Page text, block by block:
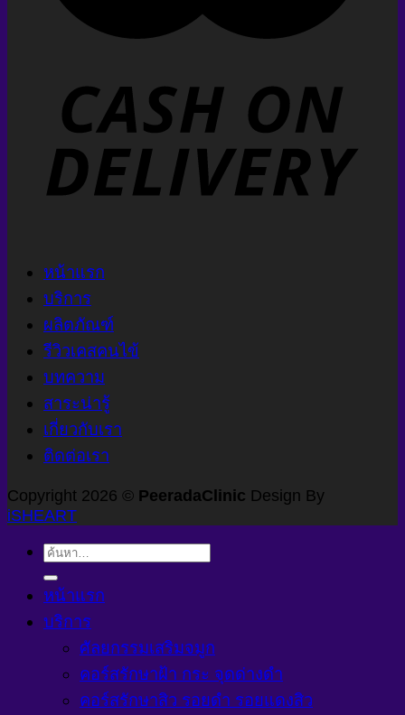
หน้าแรก
บริการ
ผลิตภัณฑ์
รีวิวเคสคนไข้
บทความ
สาระน่ารู้
เกี่ยวกับเรา
ติดต่อเรา
Copyright 2026 © PeeradaClinic Design By
iSHEART
ค้นหา:
หน้าแรก
บริการ
ศัลยกรรมเสริมจมูก
คอร์สรักษาฝ้า กระ จุดด่างดำ
คอร์สรักษาสิว รอยดำ รอยแดงสิว